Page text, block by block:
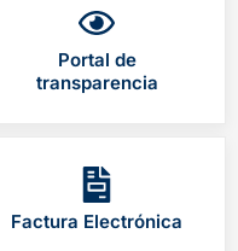
Portal de
transparencia
Factura Electrónica